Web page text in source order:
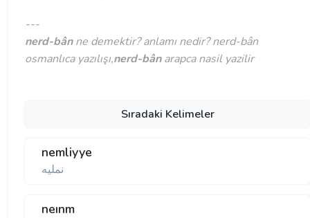
---
nerd-bânne demektir? anlamı nedir? nerd-bân
osmanlıca yazılışı,nerd-bânarapca nasil yazilir
Sıradaki Kelimeler
nemliyye
نمليه
neınm